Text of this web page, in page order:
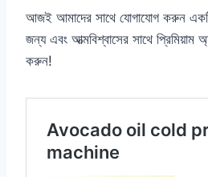
আজই আমাদের সাথে যোগাযোগ করুন
জন্য এবং আত্মবিশ্বাসের সাথে
করুন!